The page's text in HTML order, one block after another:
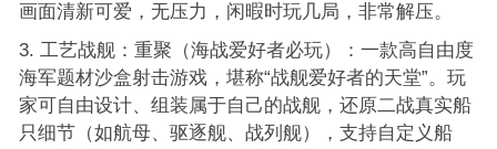
画面清新可爱，无压力，闲暇时玩几局，非常解压。
工艺战舰：重聚（海战爱好者必玩）：一款高自由度
海军题材沙盒射击游戏，堪称“战舰爱好者的天堂”。玩
家可自由设计、组装属于自己的战舰，还原二战真实船
只细节（如航母、驱逐舰、战列舰），支持自定义船